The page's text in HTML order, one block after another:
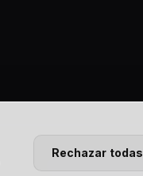
Rechazar todas